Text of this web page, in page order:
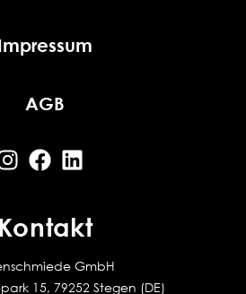
AGB
Kontakt
GmbH
15, 79252 Stegen (DE)